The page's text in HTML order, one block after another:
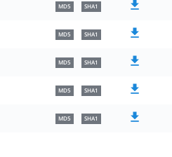
MD5 SHA1
MD5 SHA1
MD5 SHA1
MD5 SHA1
MD5 SHA1